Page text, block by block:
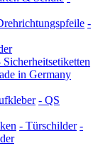
-
Sicherheitsetiketten
in Germany
- QS
- Türschilder -